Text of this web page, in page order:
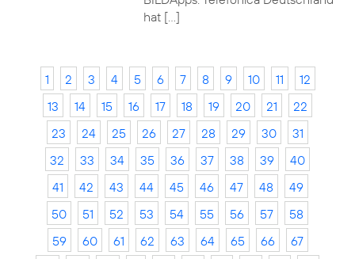
hat […]
1 2 3 4 5 6 7 8 9 10 11
12
13
14 15 16 17 18 19 20 21
22
23
24 25 26 27 28 29 30
31
32
33 34 35 36 37 38 39
40
41
42 43 44 45 46 47 48
49
50
51 52 53 54 55 56 57
58
59
60 61 62 63 64 65 66
67